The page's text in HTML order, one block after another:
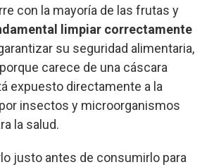
con la mayoría de las frutas y
limpiar correctamente
su seguridad alimentaria,
carece de una cáscara
expuesto directamente a la
insectos y microorganismos
la salud.
justo antes de consumirlo para